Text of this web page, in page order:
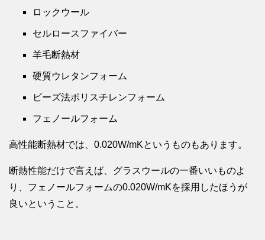
ロックウール
セルロースファイバー
羊毛断熱材
硬質ウレタンフォーム
ビーズ法ポリスチレンフォーム
フェノールフォーム
高性能断熱材では、0.020W/mKというものもあります。
断熱性能だけで言えば、グラスウールの一番いいものよ
り、フェノールフォームの0.020W/mKを採用したほうが
良いということ。